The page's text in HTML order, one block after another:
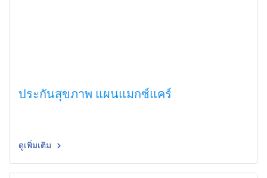
ประกันสุขภาพ แผนแมกซ์แคร์
ดูเพิ่มเติม